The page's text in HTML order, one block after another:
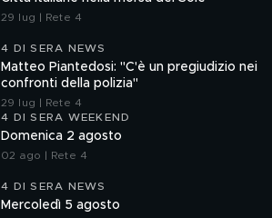
29 lug | Rete 4
4 DI SERA NEWS
Matteo Piantedosi: "C'è un pregiudizio nei
confronti della polizia"
29 lug | Rete 4
4 DI SERA WEEKEND
Domenica 2 agosto
02 ago | Rete 4
4 DI SERA NEWS
Mercoledì 5 agosto